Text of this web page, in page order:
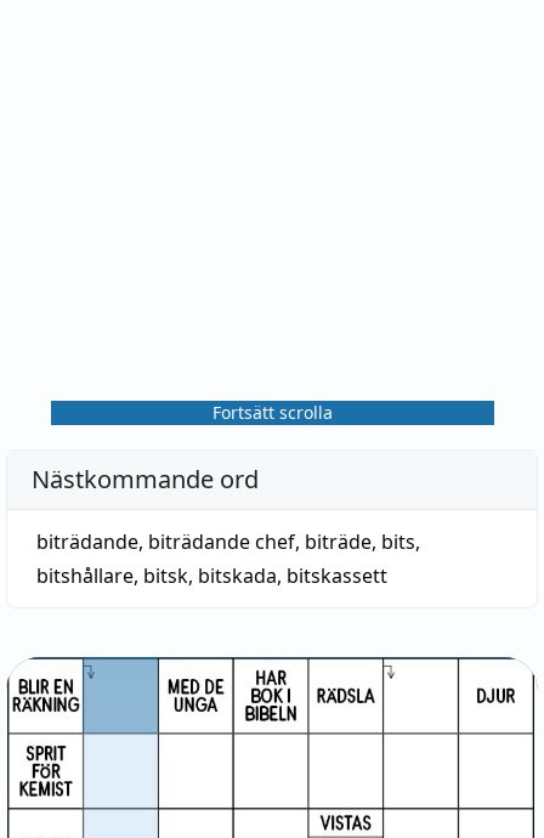
Fortsätt scrolla
Nästkommande ord
biträdande, biträdande chef, biträde, bits,
bitshållare, bitsk, bitskada, bitskassett